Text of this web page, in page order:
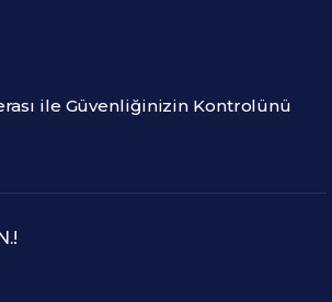
ile Güvenliğinizin Kontrolünü